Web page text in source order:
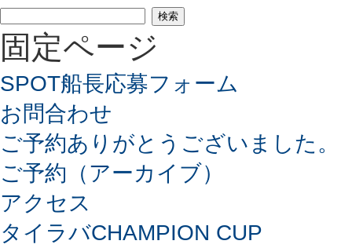
検
索:
固定ページ
SPOT船長応募フォーム
お問合わせ
ご予約ありがとうございました。
ご予約（アーカイブ）
アクセス
タイラバCHAMPION CUP